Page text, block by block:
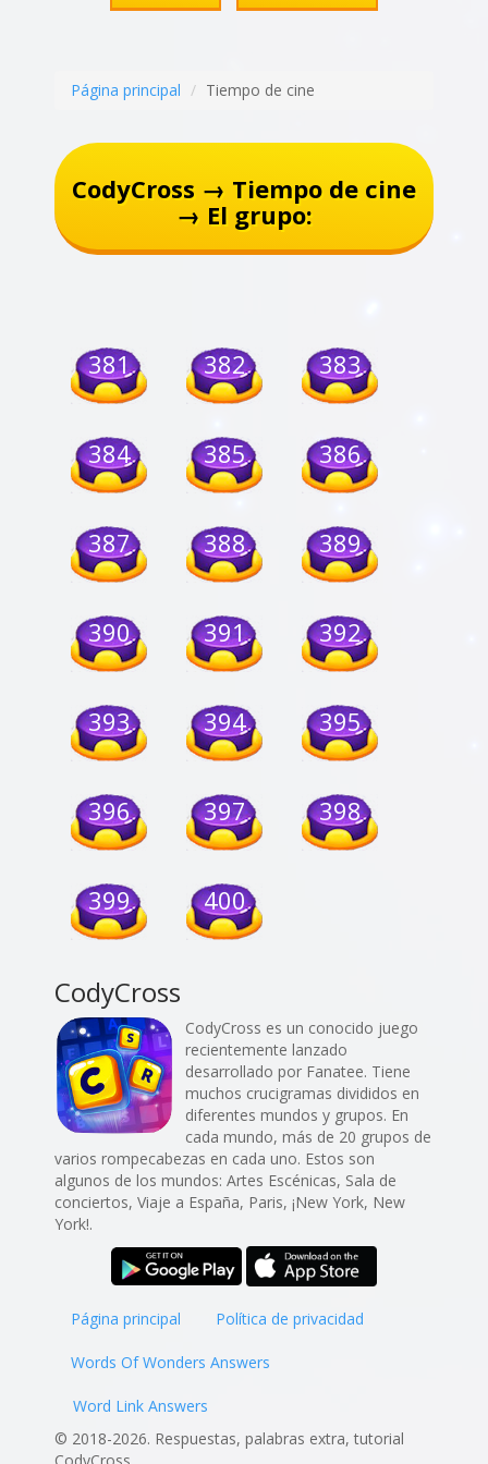
Página principal Tiempo de cine
CodyCross → Tiempo de cine
→ El grupo:
381 382 383
384 385 386
387 388 389
390 391 392
393 394 395
396 397 398
399 400
CodyCross
CodyCross es un conocido juego
recientemente lanzado
desarrollado por Fanatee. Tiene
muchos crucigramas divididos en
diferentes mundos y grupos. En
cada mundo, más de 20 grupos de
varios rompecabezas en cada uno. Estos son
algunos de los mundos: Artes Escénicas, Sala de
conciertos, Viaje a España, Paris, ¡New York, New
York!.
Página principal Política de privacidad
Words Of Wonders Answers
Word Link Answers
© 2018-2026. Respuestas, palabras extra, tutorial